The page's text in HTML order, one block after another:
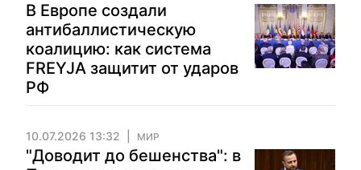
В Европе создали
антибаллистическую
коалицию: как система
FREYJA защитит от ударов
РФ
10.07.2026 13:32 МИР
"Доводит до бешенства": в